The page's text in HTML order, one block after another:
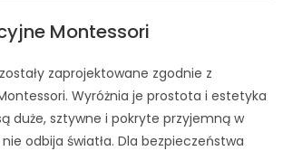
Montessori
zaprojektowane zgodnie z
Wyróżnia je prostota i estetyka
duże, sztywne i pokryte przyjemną w
odbija światła. Dla bezpieczeństwa